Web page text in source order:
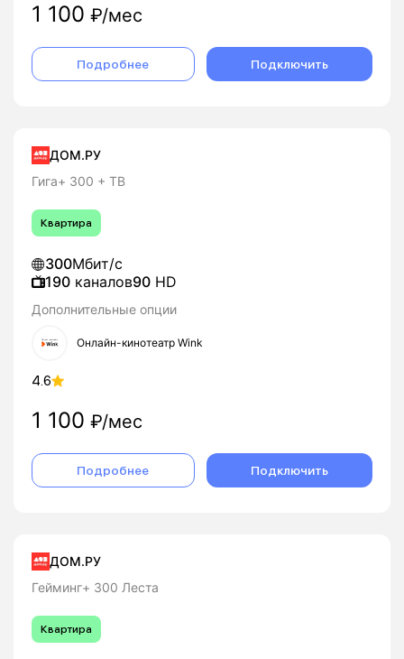
1 100 ₽/мес
Подробнее Подключить
ДОМ.РУ
Гига+ 300 + ТВ
Квартира
300Мбит/с
190 каналов90 HD
Дополнительные опции
Онлайн-кинотеатр Wink
4.6
1 100 ₽/мес
Подробнее Подключить
ДОМ.РУ
Гейминг+ 300 Леста
Квартира